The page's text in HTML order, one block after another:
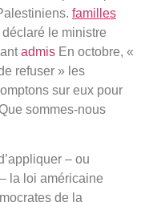
familles
le ministre
admis En octobre, «
refuser » les
sur eux pour
sommes-nous
– ou
la loi américaine
de la